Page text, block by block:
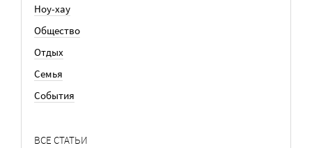
Ноу-хау
Общество
Отдых
Семья
События
ВСЕ СТАТЬИ